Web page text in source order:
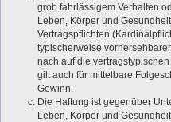
grob fahrlässigem Verhalten
Leben, Körper und
Vertragspflichten
typischerweise
nach auf die
gilt auch für mittelbare
Gewinn.
Die Haftung ist gegenüber
Leben, Körper und